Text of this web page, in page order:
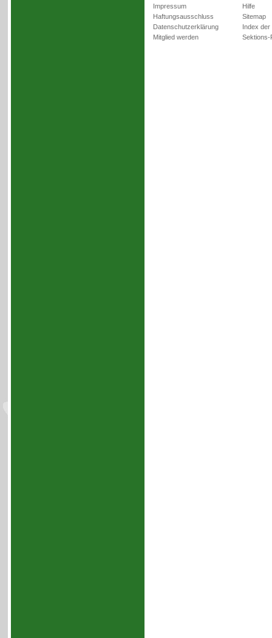
Impressum
Haftungsausschluss
Datenschutzerklärung
Mitglied werden
Hilfe
Sitemap
Index der
Sektions-